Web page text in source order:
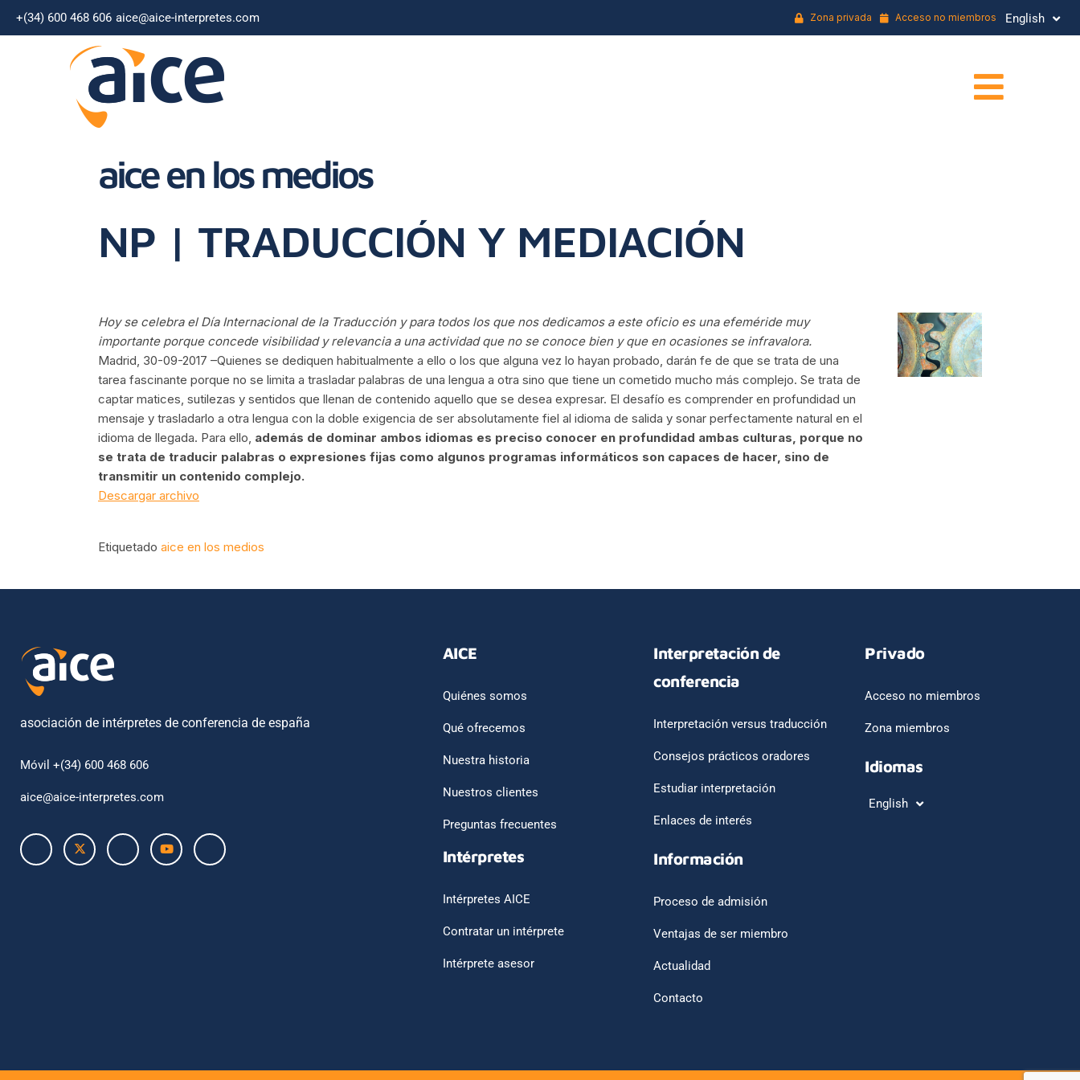
+(34) 600 468 606 aice@aice-interpretes.com Zona privada Acceso no miembros English
Français
aice en los medios
NP | TRADUCCIÓN Y MEDIACIÓN
Hoy se celebra el Día Internacional de la Traducción y para todos los que nos dedicamos a este oficio es una efeméride muy
importante porque concede visibilidad y relevancia a una actividad que no se conoce bien y que en ocasiones se infravalora.
Madrid, 30-09-2017 –Quienes se dediquen habitualmente a ello o los que alguna vez lo hayan probado, darán fe de que se trata de una
tarea fascinante porque no se limita a trasladar palabras de una lengua a otra sino que tiene un cometido mucho más complejo. Se trata de
captar matices, sutilezas y sentidos que llenan de contenido aquello que se desea expresar. El desafío es comprender en profundidad un
mensaje y trasladarlo a otra lengua con la doble exigencia de ser absolutamente fiel al idioma de salida y sonar perfectamente natural en el
idioma de llegada. Para ello, además de dominar ambos idiomas es preciso conocer en profundidad ambas culturas, porque no
se trata de traducir palabras o expresiones fijas como algunos programas informáticos son capaces de hacer, sino de
transmitir un contenido complejo.
Descargar archivo
Etiquetado aice en los medios
asociación de intérpretes de conferencia de españa
Móvil +(34) 600 468 606
aice@aice-interpretes.com
AICE
Quiénes somos
Qué ofrecemos
Nuestra historia
Nuestros clientes
Preguntas frecuentes
Intérpretes
Intérpretes AICE
Contratar un intérprete
Intérprete asesor
Interpretación de
conferencia
Interpretación versus traducción
Consejos prácticos oradores
Estudiar interpretación
Enlaces de interés
Información
Proceso de admisión
Ventajas de ser miembro
Actualidad
Contacto
Privado
Acceso no miembros
Zona miembros
Idiomas
English
Français